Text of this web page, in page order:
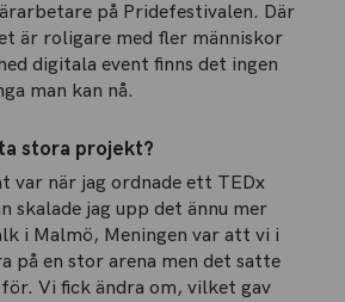
på Pridefestivalen. Där
är roligare med fler människor
digitala event finns det ingen
man kan nå.
stora projekt?
var när jag ordnade ett TEDx
skalade jag upp det ännu mer
i Malmö, Meningen var att vi i
på en stor arena men det satte
Vi fick ändra om, vilket gav